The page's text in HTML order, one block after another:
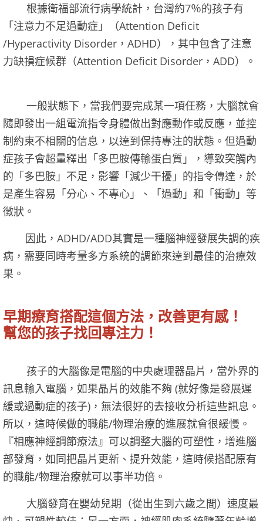
根據衛福部流行病學統計，台灣約7％的孩子有
「注意力不足過動症」（Attention Deficit
/Hyperactivity Disorder，ADHD），其中包含了注意
力缺損症候群（Attention Deficit Disorder，ADD）。
一般狀態下，當我們要完成某一項任務，大腦就會
隨即發出一組電流指令身體做出對應動作或反應，並控
制約束不相關的信息，以達到保持專注的狀態。但過動
症孩子會超量釋出「多巴胺傳輸蛋白質」，導致突觸內
的「多巴胺」不足，影響「減少干擾」的指令傳達，於
是產生容易「分心、不專心」、「過動」和「衝動」等
徵狀。
因此，ADHD/ADD其實是一種腦神經發展失調的疾
病，需要同時考量多方系統的調節來達到最佳的治療效
果。
早期療育搭配這個方法，改善更有感！
幫您的孩子找回專注力！
孩子的大腦像是電腦的中央處理器晶片，當外界的
訊息輸入電腦，如果晶片的效能不夠 (就好像是發展遲
緩或過動症的孩子)，無法很好的去接收分析這些訊息。
所以，這時候做的職能/物理治療的進展就會很緩慢。
『相應神經調節療法』可以調整大腦的可塑性，增進腦
部發育，如同把晶片更新、提升效能，這時候搭配原有
的職能/物理治療就可以事半功倍。
大腦發育在嬰幼兒期（從出生到六歲之間）速度最